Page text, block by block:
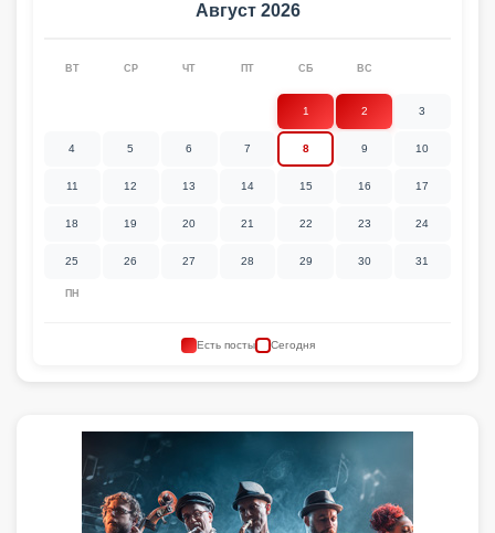
Август 2026
ПН
ВТ СР ЧТ ПТ СБ ВС
1 2 3
4 5 6 7 8 9 10
11 12 13 14 15 16 17
18 19 20 21 22 23 24
25 26 27 28 29 30 31
Есть посты Сегодня